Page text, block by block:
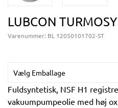
LUBCON
Varenummer: BL 12050101702-ST
Vælg Emballage
Fuldsyntetisk, NSF H1
vakuumpumpeolie med høj